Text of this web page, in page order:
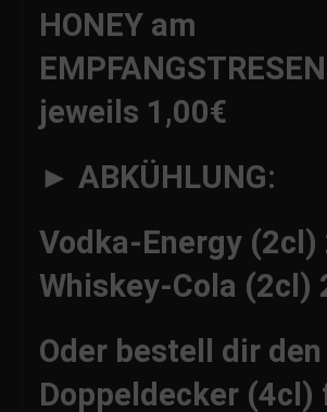
HONEY am
jeweils 1,00€
► ABKÜHLUNG:
Vodka-Energy (2cl)
Whiskey-Cola (2cl)
Oder bestell dir den
Doppeldecker (4cl)